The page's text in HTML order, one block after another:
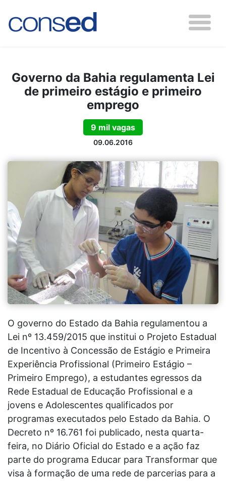
Governo da Bahia regulamenta Lei
de primeiro estágio e primeiro
emprego
9 mil vagas
09.06.2016
O governo do Estado da Bahia regulamentou a
Lei nº 13.459/2015 que institui o Projeto Estadual
de Incentivo à Concessão de Estágio e Primeira
Experiência Profissional (Primeiro Estágio –
Primeiro Emprego), a estudantes egressos da
Rede Estadual de Educação Profissional e a
jovens e Adolescentes qualificados por
programas executados pelo Estado da Bahia. O
Decreto nº 16.761 foi publicado, nesta quarta-
feira, no Diário Oficial do Estado e a ação faz
parte do programa Educar para Transformar que
visa à formação de uma rede de parcerias para a